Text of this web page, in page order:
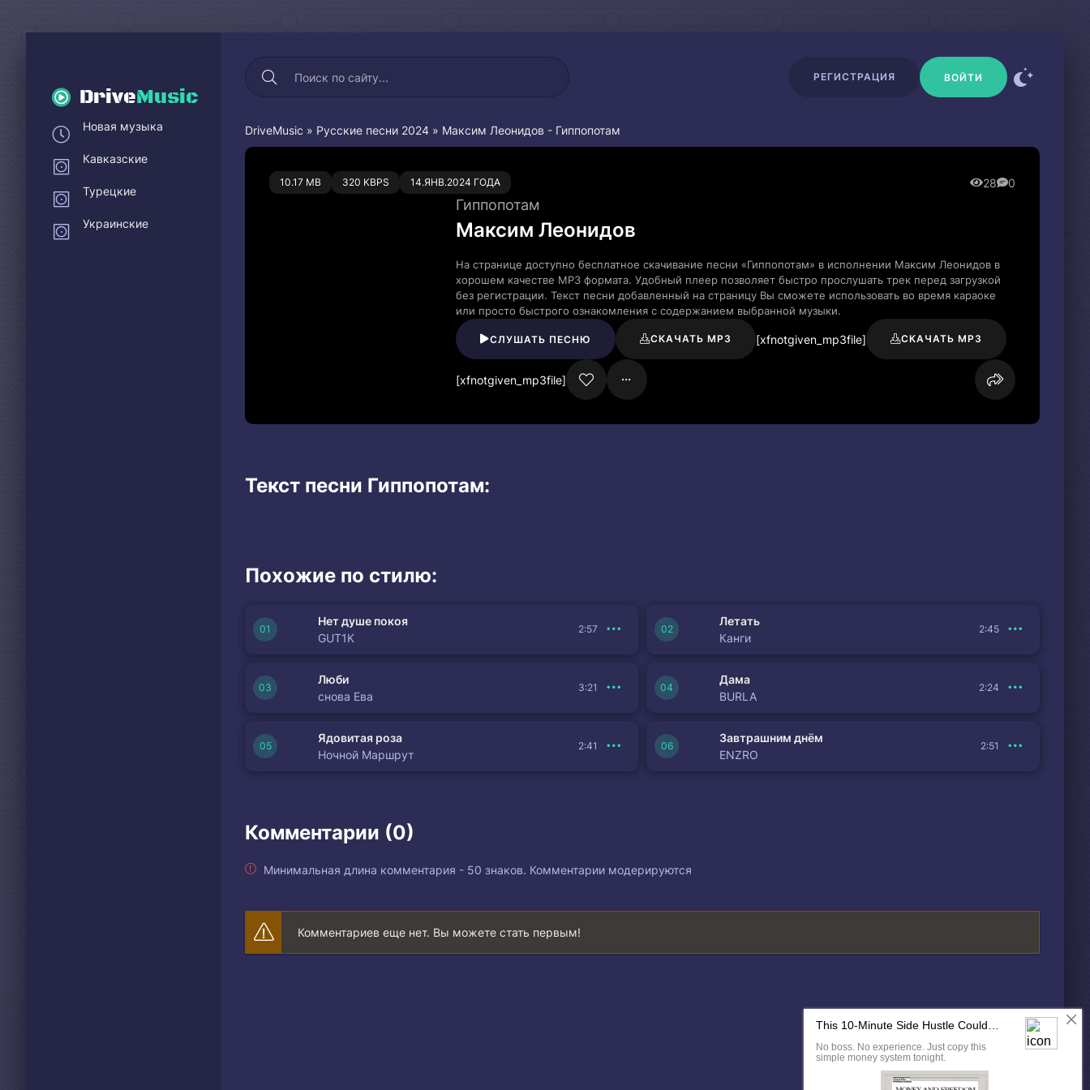
DriveMusic
РЕГИСТРАЦИЯ ВОЙТИ
DriveMusic » Русские песни 2024 » Максим Леонидов - Гиппопотам
10.17 MB 320 KBPS 14.ЯНВ.2024 ГОДА 28 0
1 0
Гиппопотам
Максим Леонидов
На странице доступно бесплатное скачивание песни «Гиппопотам» в исполнении Максим Леонидов в
хорошем качестве MP3 формата. Удобный плеер позволяет быстро прослушать трек перед загрузкой
без регистрации. Текст песни добавленный на страницу Вы сможете использовать во время караоке
или просто быстрого ознакомления с содержанием выбранной музыки.
СЛУШАТЬ ПЕСНЮ СКАЧАТЬ MP3 [xfnotgiven_mp3file] СКАЧАТЬ MP3
[xfnotgiven_mp3file]
Текст песни Гиппопотам:
Похожие по стилю:
Нет душе покоя
GUT1K
2:57
Летать
Канги
2:45
Люби
снова Ева
3:21
Дама
BURLA
2:24
Ядовитая роза
Ночной Маршрут
2:41
Завтрашним днём
ENZRO
2:51
Комментарии (0)
Минимальная длина комментария - 50 знаков. Комментарии модерируются
Комментариев еще нет. Вы можете стать первым!
Новая музыка
Кавказские
Турецкие
Украинские